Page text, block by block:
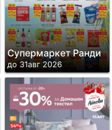
Супермаркет Ранди
до 31авг 2026